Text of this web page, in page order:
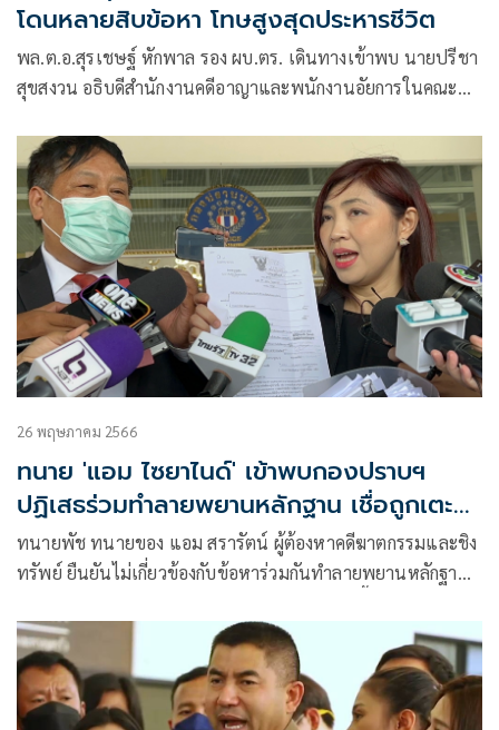
โดนหลายสิบข้อหา โทษสูงสุดประหารชีวิต
พล.ต.อ.สุรเชษฐ์ หักพาล รอง ผบ.ตร. เดินทางเข้าพบ นายปรีชา
สุขสงวน อธิบดีสำนักงานคดีอาญาและพนักงานอัยการในคณะ
รัตน์ รังสิวุฒาภรณ์ หรือ แอม ไซยาไนด์วางยาฆาตกรรม
26 พฤษภาคม 2566
ทนาย 'แอม ไซยาไนด์' เข้าพบกองปราบฯ
ปฏิเสธร่วมทำลายพยานหลักฐาน เชื่อถูกเตะ
ตัดขา
ทนายพัช ทนายของ แอม สรารัตน์ ผู้ต้องหาคดีฆาตกรรมและชิง
ทรัพย์ ยืนยันไม่เกี่ยวข้องกับข้อหาร่วมกันทำลายพยานหลักฐาน
ทนายหลักในคดีให้ผู้ต้องหา เตรียมพิจารณาฟ้องตำรวจ และ
สื่อมวลชน อีกเพียบ